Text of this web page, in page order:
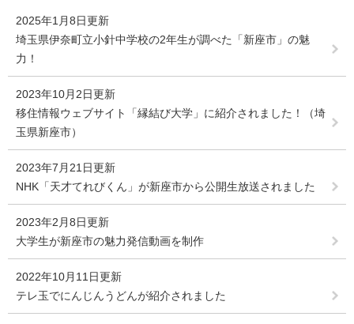
2025年1月8日更新
埼玉県伊奈町立小針中学校の2年生が調べた「新座市」の魅
力！
2023年10月2日更新
移住情報ウェブサイト「縁結び大学」に紹介されました！（埼
玉県新座市）
2023年7月21日更新
NHK「天才てれびくん」が新座市から公開生放送されました
2023年2月8日更新
大学生が新座市の魅力発信動画を制作
2022年10月11日更新
テレ玉でにんじんうどんが紹介されました